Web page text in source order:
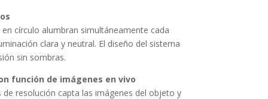
círculo alumbran simultáneamente cada
clara y neutral. El diseño del sistema
sin sombras.
función de imágenes en vivo
resolución capta las imágenes del objeto y